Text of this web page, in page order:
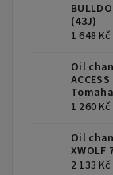
(43J)
1 648 Kč
Oil
1 260 Kč
Oil
XWOLF
2 133 Kč